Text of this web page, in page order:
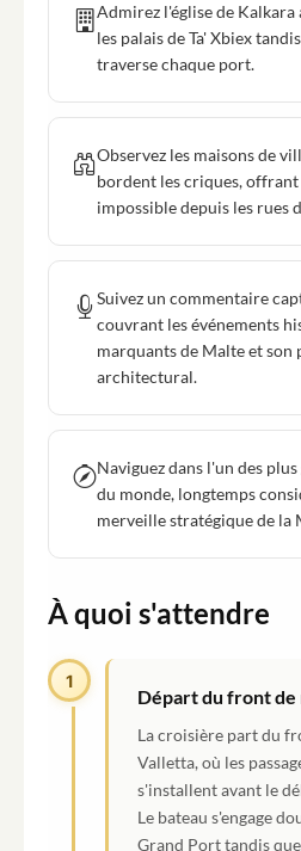
Admirez l'église de Kalkara
les palais de Ta' Xbiex
traverse chaque port.
Observez les maisons de
bordent les criques,
impossible depuis les rues
Suivez un commentaire
couvrant les événements
marquants de Malte et son
architectural.
Naviguez dans l'un des
du monde, longtemps
merveille stratégique de la
À quoi s'attendre
1
Départ du front de
La croisière part du
Valletta, où les
s'installent avant le
Le bateau s'engage
Grand Port tandis